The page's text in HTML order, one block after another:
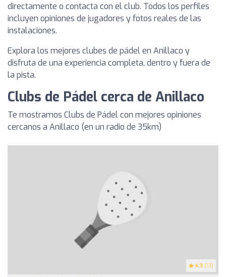
directamente o contacta con el club. Todos los perfiles
incluyen opiniones de jugadores y fotos reales de las
instalaciones.
Explora los mejores clubes de pádel en Anillaco y
disfruta de una experiencia completa, dentro y fuera de
la pista.
Clubs de Pádel cerca de Anillaco
Te mostramos Clubs de Pádel con mejores opiniones
cercanos a Anillaco (en un radio de 35km)
4.3 (13)